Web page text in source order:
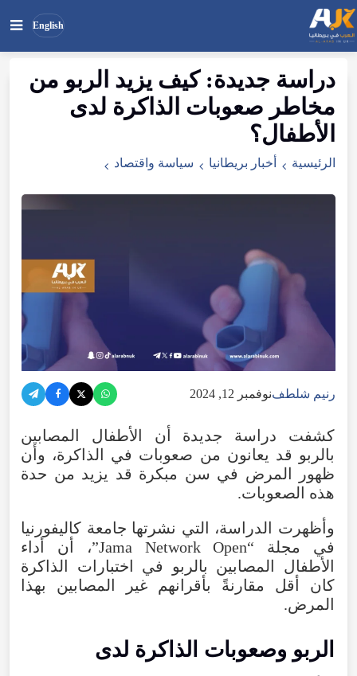
English
ابحث
في
الموقع
بحث
دراسة جديدة: كيف يزيد الربو من
مخاطر صعوبات الذاكرة لدى
الأطفال؟
الرئيسية أخبار بريطانيا سياسة واقتصاد
رنيم شلطفنوفمبر 12, 2024
كشفت دراسة جديدة أن الأطفال المصابين
بالربو قد يعانون من صعوبات في الذاكرة، وأن
ظهور المرض في سن مبكرة قد يزيد من حدة
هذه الصعوبات.
وأظهرت الدراسة، التي نشرتها جامعة كاليفورنيا
في مجلة “Jama Network Open”، أن أداء
الأطفال المصابين بالربو في اختبارات الذاكرة
كان أقل مقارنةً بأقرانهم غير المصابين بهذا
المرض.
الربو وصعوبات الذاكرة لدى